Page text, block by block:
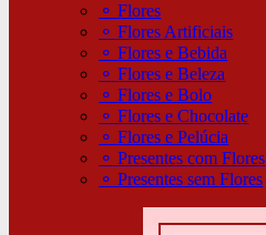
⚬Flores
⚬Flores Artificiais
⚬Flores e Bebida
⚬Flores e Beleza
⚬Flores e Bolo
⚬Flores e Chocolate
⚬Flores e Pelúcia
⚬Presentes com Flores
⚬Presentes sem Flores